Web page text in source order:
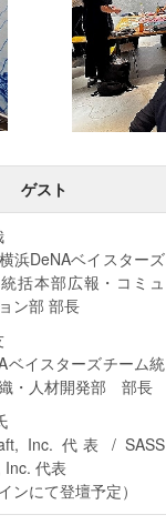
ゲスト
浜DeNAベイスターズ
括本部広報・コミュ
ン部 部長
ベイスターズチーム統
・人材開発部 部長
Inc. 代表 / SASS
代表
ンにて登壇予定）